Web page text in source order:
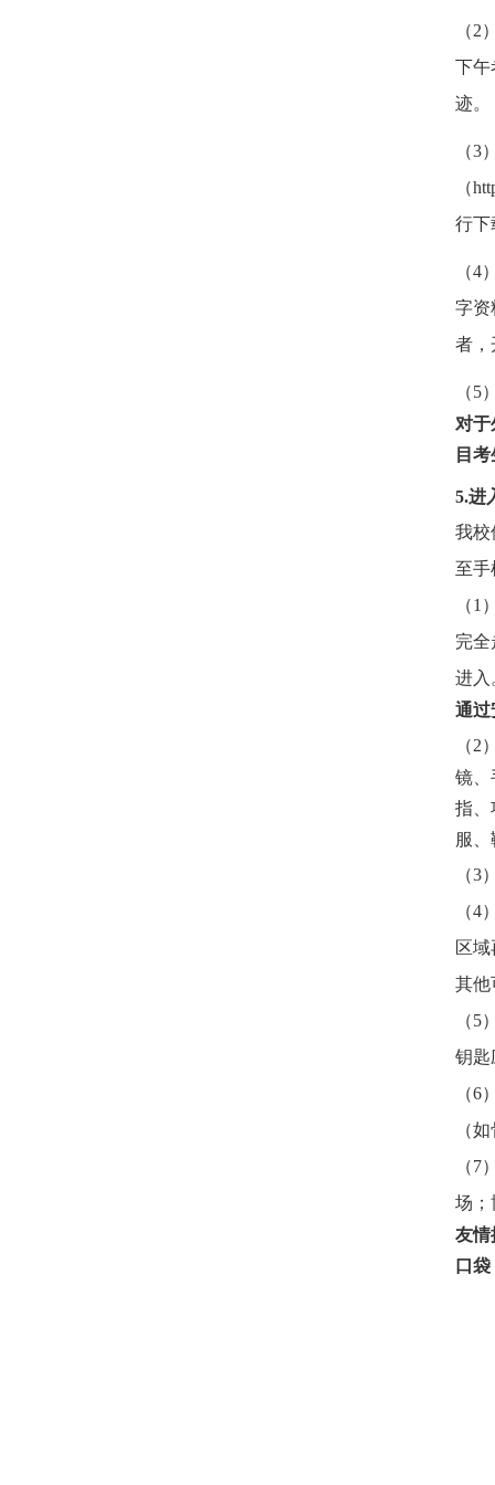
（2）
下午
迹。
（3）
（
行下
（4）
字资
者，
（5）
对
目
5.进
我校
至手
（1
完全
进入
通过
（2
镜、
指、
服
（3
（4
区
其他
（5
钥匙
（6
（
（7
场；
友情
口